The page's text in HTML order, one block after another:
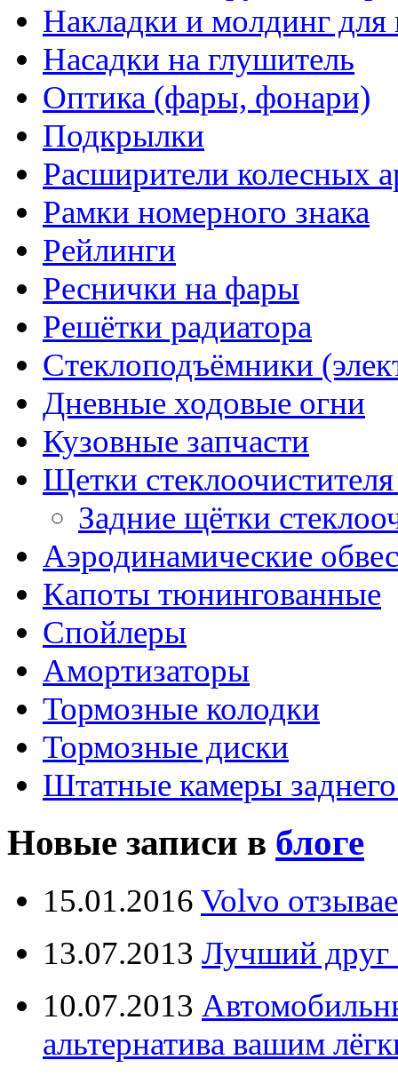
Накладки и молдинг для
Насадки на глушитель
Оптика (фары, фонари)
Подкрылки
Расширители колесных
Рамки номерного знака
Рейлинги
Реснички на фары
Решётки радиатора
Стеклоподъёмники
Дневные ходовые огни
Кузовные запчасти
Щетки
Задние щётки
Аэродинамические
Капоты тюнингованные
Спойлеры
Амортизаторы
Тормозные колодки
Тормозные диски
Штатные камеры
Новые записи в блоге
15.01.2016 Volvo
13.07.2013 Лучший друг
10.07.2013
альтернатива вашим